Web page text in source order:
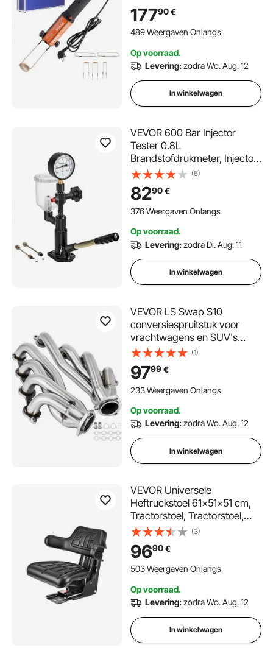
8 inductiespoelen,
boutverwijderaar voor
inductieverwarmers voor het
moeren
17790€
489 Weergaven Onlangs
Op voorraad.
Levering:zodra Wo. Aug. 12
In winkelwagen
VEVOR 600 Bar Injector
Tester 0.8L
Brandstofdrukmeter, Injector
Tester met dubbele schaal
Injector Tester
Diagnoseapparaat in
dieselmotor
(6)
8290€
376 Weergaven Onlangs
Op voorraad.
Levering:zodra Di. Aug. 11
In winkelwagen
VEVOR LS Swap S10
conversiespruitstuk voor
vrachtwagens en SUV's
4.8L, 5.3L, 5.7L, 6.0L, 6.2L
motoren, alleen V8-motoren,
motorconversie-
omschakelkop voor LS1, LS2,
(1)
9799€
233 Weergaven Onlangs
Op voorraad.
Levering:zodra Wo. Aug. 12
In winkelwagen
VEVOR Universele
Heftruckstoel 61x51x51 cm,
Tractorstoel, Tractorstoel,
Heftruckstoel, Tractorstoel
PVC Kunstleer en Zeer
Elastisch
Polyurethaanschuim, Ideaal
Bulldozer
(3)
9690€
503 Weergaven Onlangs
Op voorraad.
Levering:zodra Wo. Aug. 12
In winkelwagen